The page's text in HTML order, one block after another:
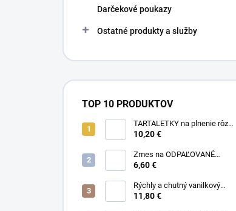
Darčekové poukazy
Ostatné produkty a služby
TOP 10 PRODUKTOV
TARTALETKY na plnenie rôzne
druhy 34 ks
10,20 €
Zmes na ODPAĽOVANÉ
CESTO bez odpaľovania 500 g
6,60 €
Rýchly a chutný vanilkový
puding bez varenia 1 kg
11,80 €